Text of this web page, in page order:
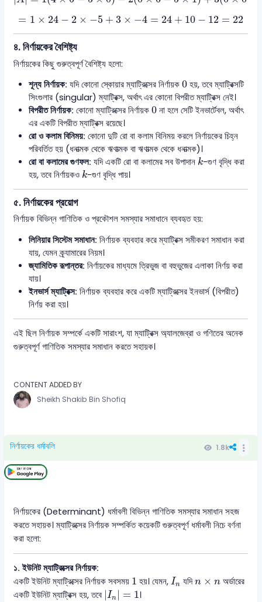
= 1 × 24 − 2 × −5 + 3 × −4 = 24 + 10 − 12 = 22
=1× 24 −2 −5 + 3 ×− = 24+ 10 −12 22
৪. নির্ণায়কের বৈশিষ্ট্য
নির্ণায়কের কিছু গুরুত্বপূর্ণ বৈশিষ্ট্য হলো:
শূন্য নির্ণায়ক: যদি কোনো স্কোয়ার ম্যাট্রিক্সের নির্ণায়ক 0
0হয়, তবে ম্যাট্রিক্সটি
সিংগুলার (singular) ম্যাট্রিক্স, অর্থাৎ এর কোনো বিপরীত ম্যাট্রিক্স নেই।
বিপরীত নির্ণায়ক: কোনো ম্যাট্রিক্সের নির্ণায়ক 0
0না হলে সেটি ইনভার্টেবল, অর্থাৎ
এর একটি বিপরীত ম্যাট্রিক্স রয়েছে।
রো ও কলাম বিনিময়: কোনো দুটি রো বা কলাম বিনিময় করলে নির্ণায়কের চিহ্ন
পরিবর্তিত হয় (ধনাত্মক থেকে ঋণাত্মক বা ঋণাত্মক থেকে ধনাত্মক)।
রো বা কলামের গুণফল: যদি একটি রো বা কলামের সব উপাদান k
k-গুণ বৃদ্ধি করা
হয়, তবে নির্ণায়কও k
k-গুণ বৃদ্ধি পায়।
৫. নির্ণায়কের প্রয়োগ
নির্ণায়ক বিভিন্ন গাণিতিক ও প্রকৌশল সমস্যার সমাধানে ব্যবহৃত হয়:
লিনিয়ার সিস্টেম সমাধান: নির্ণায়ক ব্যবহার করে ম্যাট্রিক্স সমীকরণ সমাধান করা
যায়, যেমন ক্র্যামারের নিয়ম।
জ্যামিতিক রূপান্তর: নির্ণায়কের মাধ্যমে ত্রিভুজ বা বহুভুজের এলাকা নির্ণয় করা
যায়।
ইনভার্স ম্যাট্রিক্স: নির্ণায়ক ব্যবহার করে একটি ম্যাট্রিক্সের ইনভার্স (বিপরীত)
নির্ণয় করা হয়।
এই ছিল নির্ণায়ক সম্পর্কে একটি সারাংশ, যা ম্যাট্রিক্স অ্যালজেব্রা ও গণিতের অনেক
গুরুত্বপূর্ণ গাণিতিক সমস্যার সমাধান করতে সহায়ক।
CONTENT ADDED BY
Sheikh Shakib Bin Shofiq
নির্ণায়কের ধর্মাবলি 1.8k
নির্ণায়কের (Determinant) ধর্মাবলী বিভিন্ন গাণিতিক সমস্যার সমাধান সহজ
করতে সহায়ক। ম্যাট্রিক্সের নির্ণায়ক সম্পর্কিত কয়েকটি গুরুত্বপূর্ণ ধর্মাবলী নিচে বর্ণনা
করা হলো:
১. ইউনিট ম্যাট্রিক্সের নির্ণায়ক:
একটি ইউনিট ম্যাট্রিক্সের নির্ণায়ক সবসময় 1
1 হয়। যেমন,In
In যদিn × n
n ×n
অর্ডারের
একটি ইউনিট ম্যাট্রিক্স হয়, তবে |In = 1
| In | ।